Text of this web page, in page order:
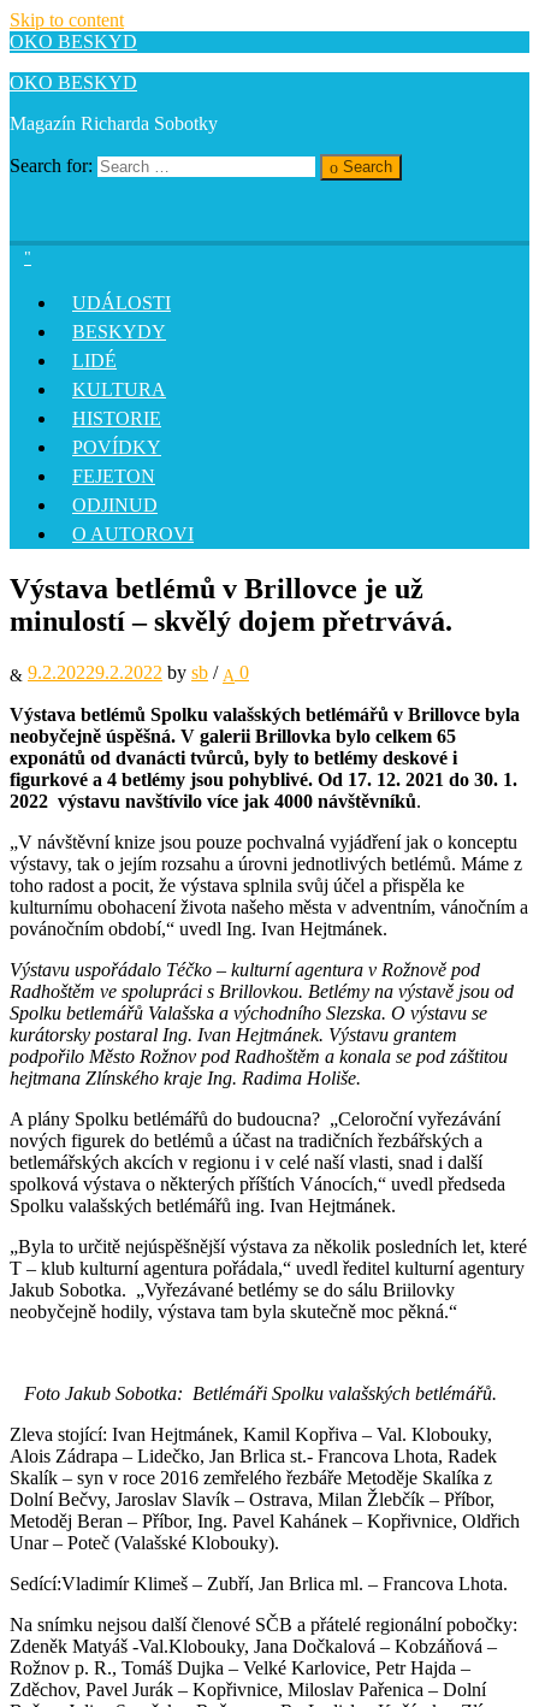
Skip to content
OKO BESKYD
OKO BESKYD
Magazín Richarda Sobotky
Search for: Search
UDÁLOSTI
BESKYDY
LIDÉ
KULTURA
HISTORIE
POVÍDKY
FEJETON
ODJINUD
O AUTOROVI
Výstava betlémů v Brillovce je už
minulostí – skvělý dojem přetrvává.
9.2.20229.2.2022 by sb / 0
Výstava betlémů Spolku valašských betlémářů v Brillovce byla
neobyčejně úspěšná. V galerii Brillovka bylo celkem 65
exponátů od dvanácti tvůrců, byly to betlémy deskové i
figurkové a 4 betlémy jsou pohyblivé. Od 17. 12. 2021 do 30. 1.
2022 výstavu navštívilo více jak 4000 návštěvníků.
„V návštěvní knize jsou pouze pochvalná vyjádření jak o konceptu
výstavy, tak o jejím rozsahu a úrovni jednotlivých betlémů. Máme z
toho radost a pocit, že výstava splnila svůj účel a přispěla ke
kulturnímu obohacení života našeho města v adventním, vánočním a
povánočním období,“ uvedl Ing. Ivan Hejtmánek.
Výstavu uspořádalo Téčko – kulturní agentura v Rožnově pod
Radhoštěm ve spolupráci s Brillovkou. Betlémy na výstavě jsou od
Spolku betlemářů Valašska a východního Slezska. O výstavu se
kurátorsky postaral Ing. Ivan Hejtmánek. Výstavu grantem
podpořilo Město Rožnov pod Radhoštěm a konala se pod záštitou
hejtmana Zlínského kraje Ing. Radima Holiše.
A plány Spolku betlémářů do budoucna? „Celoroční vyřezávání
nových figurek do betlémů a účast na tradičních řezbářských a
betlemářských akcích v regionu i v celé naší vlasti, snad i další
spolková výstava o některých příštích Vánocích,“ uvedl předseda
Spolku valašských betlémářů ing. Ivan Hejtmánek.
„Byla to určitě nejúspěšnější výstava za několik posledních let, které
T – klub kulturní agentura pořádala,“ uvedl ředitel kulturní agentury
Jakub Sobotka. „Vyřezávané betlémy se do sálu Briilovky
neobyčejně hodily, výstava tam byla skutečně moc pěkná.“
Foto Jakub Sobotka: Betlémáři Spolku valašských betlémářů.
Zleva stojící: Ivan Hejtmánek, Kamil Kopřiva – Val. Klobouky,
Alois Zádrapa – Lidečko, Jan Brlica st.- Francova Lhota, Radek
Skalík – syn v roce 2016 zemřelého řezbáře Metoděje Skalíka z
Dolní Bečvy, Jaroslav Slavík – Ostrava, Milan Žlebčík – Příbor,
Metoděj Beran – Příbor, Ing. Pavel Kahánek – Kopřivnice, Oldřich
Unar – Poteč (Valašské Klobouky).
Sedící:Vladimír Klimeš – Zubří, Jan Brlica ml. – Francova Lhota.
Na snímku nejsou další členové SČB a přátelé regionální pobočky:
Zdeněk Matyáš -Val.Klobouky, Jana Dočkalová – Kobzáňová –
Rožnov p. R., Tomáš Dujka – Velké Karlovice, Petr Hajda –
Zděchov, Pavel Jurák – Kopřivnice, Miloslav Pařenica – Dolní